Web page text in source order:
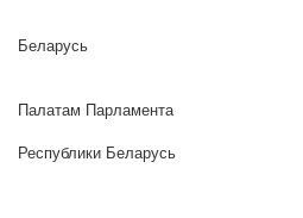
Беларусь
Палатам Парламента
Республики Беларусь